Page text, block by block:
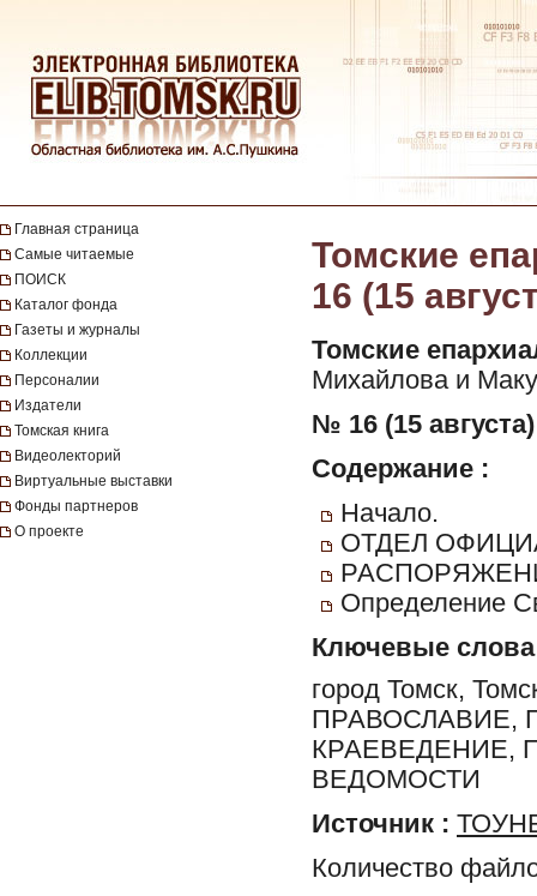
Главная страница
Самые читаемые
ПОИСК
Каталог фонда
Газеты и журналы
Коллекции
Персоналии
Издатели
Томская книга
Видеолекторий
Виртуальные выставки
Фонды партнеров
О проекте
Томские
16 (15
Томские
Михайлова и
№ 16 (15
Содержание :
Начало.
ОТДЕЛ
Определение
Ключевые слова
город Томск,
ПРАВОСЛАВИЕ,
КРАЕВЕДЕНИЕ,
ВЕДОМОСТИ
Источник :
Количество